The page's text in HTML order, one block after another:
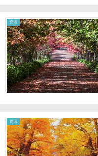
资讯
资讯